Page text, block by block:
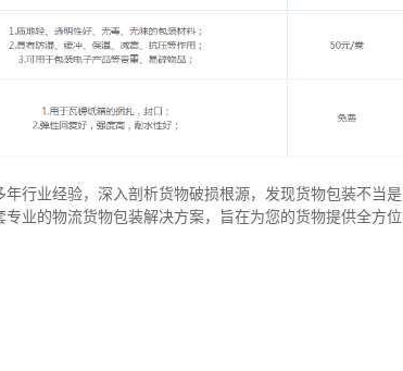
行业经验，深入剖析货物破损根源，发现货物包装不当是
业的物流货物包装解决方案，旨在为您的货物提供全方位